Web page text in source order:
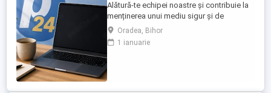
Alătură-te echipei noastre și contribuie la
menținerea unui mediu sigur și de
încredere pe platformele noastre de
anunțuri din România, Germania și
Ungaria. În funcție de experiența și
Oradea, Bihor
1 ianuarie